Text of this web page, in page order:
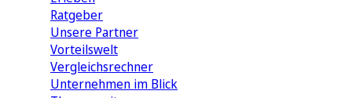
Ratgeber
Unsere Partner
Vorteilswelt
Vergleichsrechner
Unternehmen im Blick